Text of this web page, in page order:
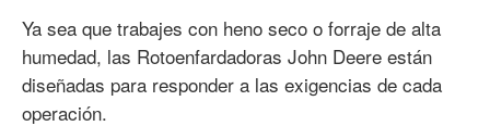
Ya sea que trabajes con heno seco o forraje de alta
humedad, las Rotoenfardadoras John Deere están
diseñadas para responder a las exigencias de cada
operación.